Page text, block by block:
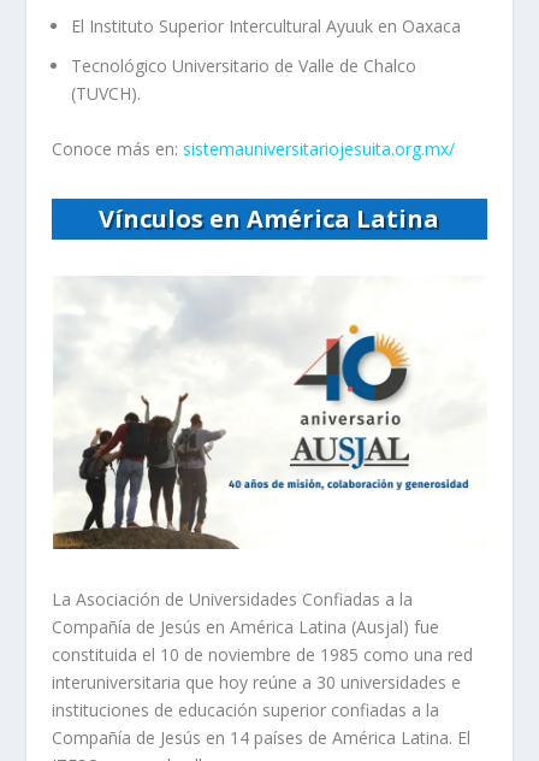
El Instituto Superior Intercultural Ayuuk en Oaxaca
Tecnológico Universitario de Valle de Chalco
(TUVCH).
Conoce más en: sistemauniversitariojesuita.org.mx/
Vínculos en América Latina
La Asociación de Universidades Confiadas a la
Compañía de Jesús en América Latina (Ausjal) fue
constituida el 10 de noviembre de 1985 como una red
interuniversitaria que hoy reúne a 30 universidades e
instituciones de educación superior confiadas a la
Compañía de Jesús en 14 países de América Latina. El